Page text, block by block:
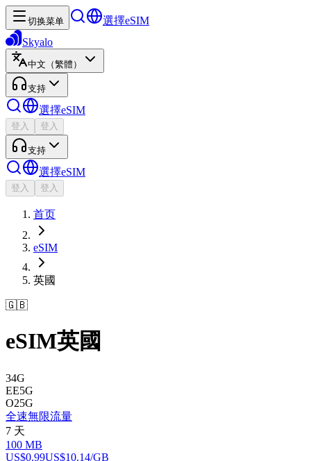
切换菜单
選擇eSIM
Skyalo
中文（繁體）
支持
選擇eSIM
登入 登入
支持
選擇eSIM
登入 登入
首页
eSIM
英國
🇬🇧
eSIM英國
34G
EE5G
O25G
全速無限流量
7 天
100 MB
US$0.99US$10.14/GB